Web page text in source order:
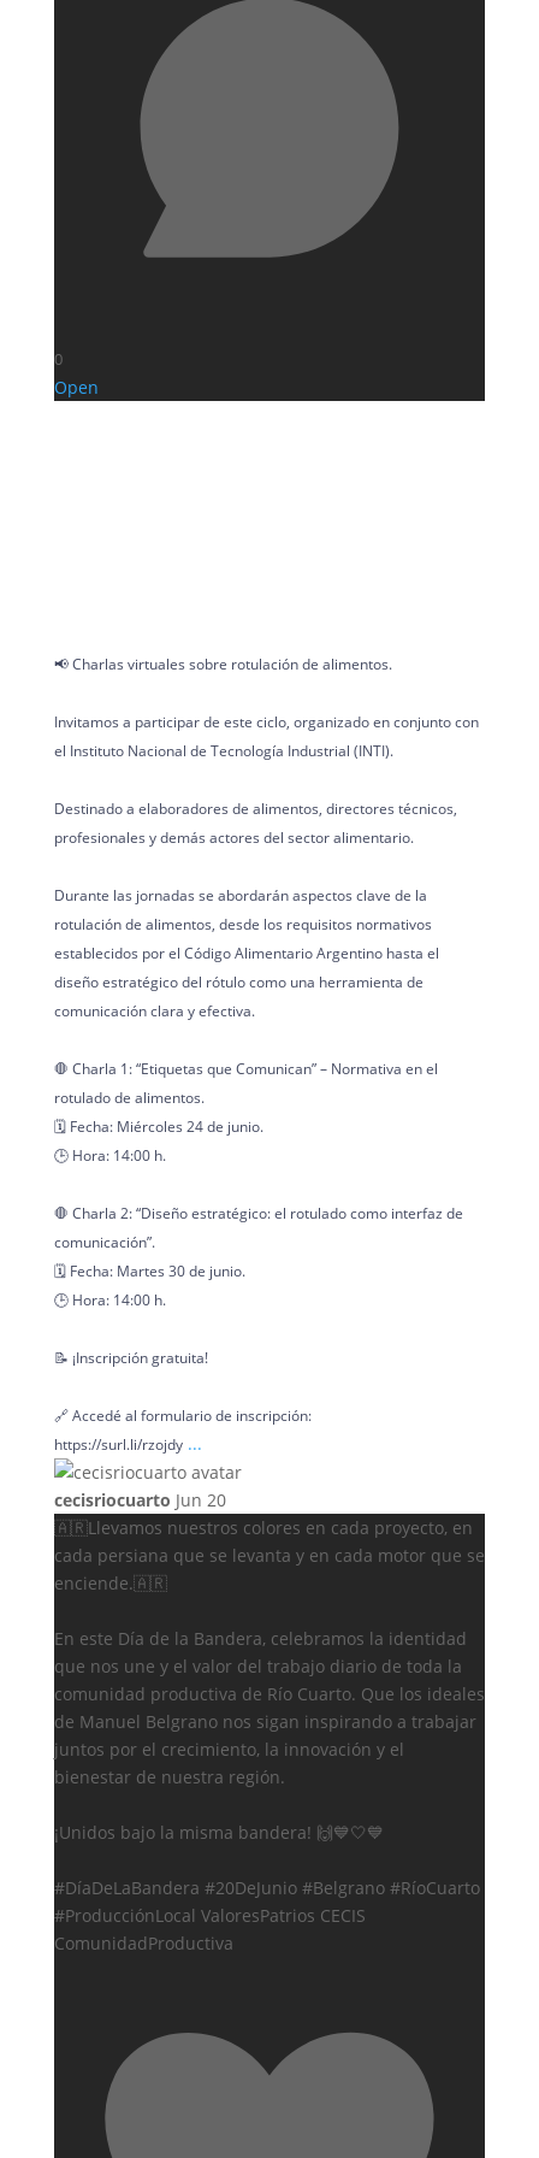
0
Open
📢 Charlas virtuales sobre rotulación de alimentos.
Invitamos a participar de este ciclo, organizado en conjunto con
el Instituto Nacional de Tecnología Industrial (INTI).
Destinado a elaboradores de alimentos, directores técnicos,
profesionales y demás actores del sector alimentario.
Durante las jornadas se abordarán aspectos clave de la
rotulación de alimentos, desde los requisitos normativos
establecidos por el Código Alimentario Argentino hasta el
diseño estratégico del rótulo como una herramienta de
comunicación clara y efectiva.
🛑 Charla 1: “Etiquetas que Comunican” – Normativa en el
rotulado de alimentos.
🗓️ Fecha: Miércoles 24 de junio.
🕒 Hora: 14:00 h.
🛑 Charla 2: “Diseño estratégico: el rotulado como interfaz de
comunicación”.
🗓️ Fecha: Martes 30 de junio.
🕒 Hora: 14:00 h.
📝 ¡Inscripción gratuita!
🔗 Accedé al formulario de inscripción:
https://surl.li/rzojdy ...
cecisriocuarto Jun 20
🇦🇷Llevamos nuestros colores en cada proyecto, en
cada persiana que se levanta y en cada motor que se
enciende.🇦🇷
En este Día de la Bandera, celebramos la identidad
que nos une y el valor del trabajo diario de toda la
comunidad productiva de Río Cuarto. Que los ideales
de Manuel Belgrano nos sigan inspirando a trabajar
juntos por el crecimiento, la innovación y el
bienestar de nuestra región.
¡Unidos bajo la misma bandera! 🙌💙🤍💙
#DíaDeLaBandera #20DeJunio #Belgrano #RíoCuarto
#ProducciónLocal ValoresPatrios CECIS
ComunidadProductiva